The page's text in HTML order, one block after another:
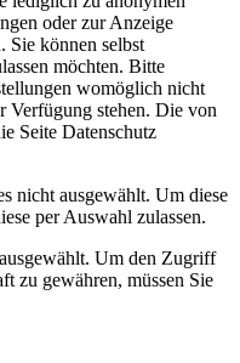
oder zur Anzeige
Sie können selbst
möchten. Bitte
womöglich nicht
Verfügung stehen. Die von
Seite Datenschutz
nicht ausgewählt. Um diese
per Auswahl zulassen.
Um den Zugriff
zu gewähren, müssen Sie